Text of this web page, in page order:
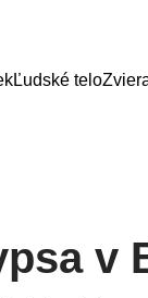
Ľudské telo
v